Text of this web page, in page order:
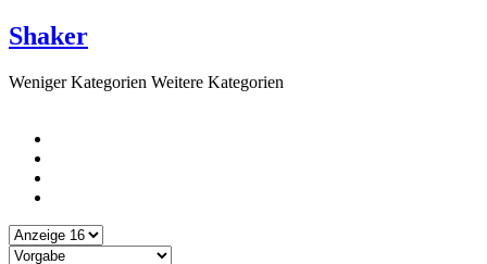
Shaker
Weniger Kategorien Weitere Kategorien